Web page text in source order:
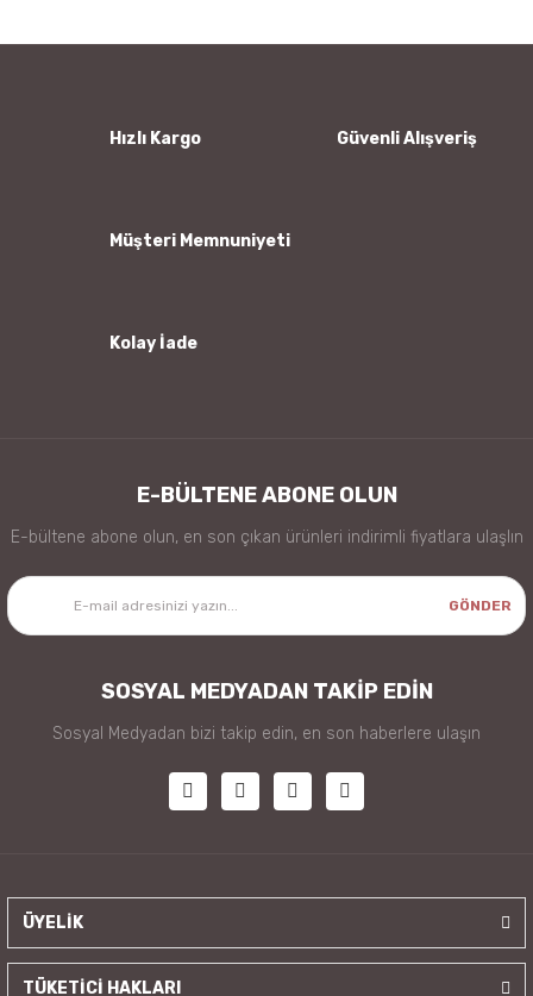
Ürün bilgilerinde hatalar bulunuyor.
Hızlı Kargo Güvenli Alışveriş
Müşteri Memnuniyeti
Kolay İade
E-BÜLTENE ABONE OLUN
E-bültene abone olun, en son çıkan ürünleri indirimli fiyatlara ulaşlın
GÖNDER
SOSYAL MEDYADAN TAKİP EDİN
Sosyal Medyadan bizi takip edin, en son haberlere ulaşın
ÜYELİK
TÜKETİCİ HAKLARI